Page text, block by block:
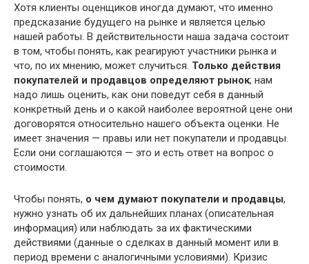
Хотя клиенты оценщиков иногда думают, что именно
предсказание будущего на рынке и является целью
нашей работы. В действительности наша задача состоит
в том, чтобы понять, как реагируют участники рынка и
что, по их мнению, может случиться. Только действия
покупателей и продавцов определяют рынок; нам
надо лишь оценить, как они поведут себя в данный
конкретный день и о какой наиболее вероятной цене они
договорятся относительно нашего объекта оценки. Не
имеет значения — правы или нет покупатели и продавцы.
Если они соглашаются — это и есть ответ на вопрос о
стоимости.
Чтобы понять, о чем думают покупатели и продавцы,
нужно узнать об их дальнейших планах (описательная
информация) или наблюдать за их фактическими
действиями (данные о сделках в данный момент или в
период времени с аналогичными условиями). Кризис